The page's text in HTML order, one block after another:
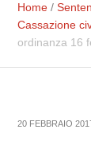
Home /
Cassazione
ordinanza 16
20 FEBBRAIO